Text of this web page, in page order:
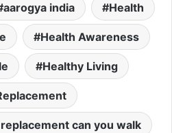
aarogya india Health
Health Awareness
Healthy Living
can you walk